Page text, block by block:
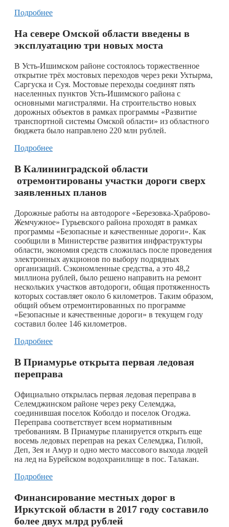
Подробнее
На севере Омской области введены в
эксплуатацию три новых моста
В Усть-Ишимском районе состоялось торжественное
открытие трёх мостовых переходов через реки Ухтырма,
Саргуска и Суя. Мостовые переходы соединят пять
населенных пунктов Усть-Ишимского района с
основными магистралями. На строительство новых
дорожных объектов в рамках программы «Развитие
транспортной системы Омской области» из областного
бюджета было направлено 220 млн рублей.
Подробнее
В Калининградской области
отремонтированы участки дороги сверх
заявленных планов
Дорожные работы на автодороге «Березовка-Храброво-
Жемчужное» Гурьевского района проходят в рамках
программы «Безопасные и качественные дороги». Как
сообщили в Министерстве развития инфраструктуры
области, экономия средств сложилась после проведения
электронных аукционов по выбору подрядных
организаций. Сэкономленные средства, а это 48,2
миллиона рублей, было решено направить на ремонт
нескольких участков автодороги, общая протяженность
которых составляет около 6 километров. Таким образом,
общий объем отремонтированных по программе
«Безопасные и качественные дороги» в текущем году
составил более 146 километров.
Подробнее
В Приамурье открыта первая ледовая
переправа
Официально открылась первая ледовая переправа в
Селемджинском районе через реку Селемджа,
соединившая поселок Коболдо и поселок Огоджа.
Переправа соответствует всем нормативным
требованиям. В Приамурье планируется открыть еще
восемь ледовых переправ на реках Селемджа, Гилюй,
Деп, Зея и Амур и одно место массового выхода людей
на лед на Бурейском водохранилище в пос. Талакан.
Подробнее
Финансирование местных дорог в
Иркутской области в 2017 году составило
более двух млрд рублей